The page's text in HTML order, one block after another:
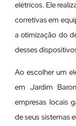
elétricos. Ele
corretivas em
a otimização do
desses
Ao escolher um
em Jardim
empresas locais
de seus sistemas